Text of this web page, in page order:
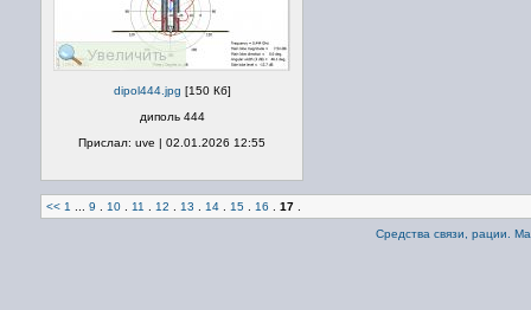
dipol444.jpg [150 Кб]
диполь 444
Прислал: uve | 02.01.2026 12:55
<< 1 9 10 11 12 13 14 15 16 17
Средства связи, рации.